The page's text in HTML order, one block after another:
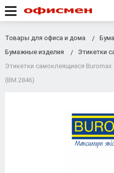
Товары для офиса и дома
Бумажные изделия
Этикетки
Этикетки самоклеящиеся Buromax
(BM.2846)